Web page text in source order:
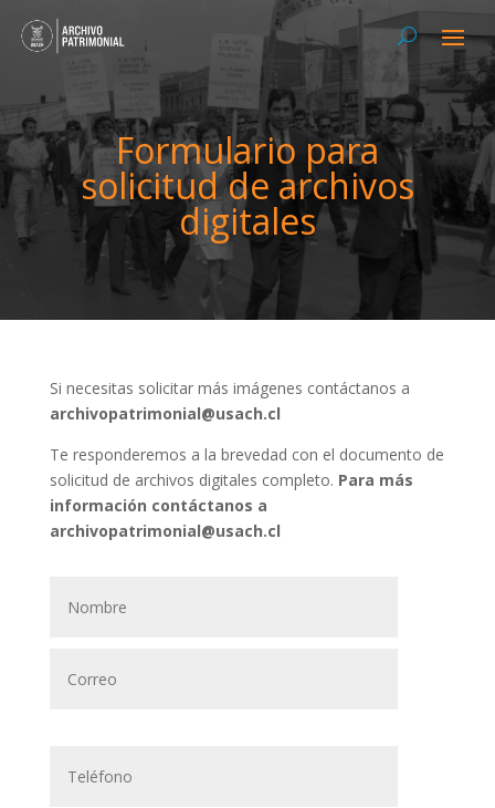
Formulario para
solicitud de archivos
digitales
Si necesitas solicitar más imágenes contáctanos a
archivopatrimonial@usach.cl
Te responderemos a la brevedad con el documento de
solicitud de archivos digitales completo. Para más
información contáctanos a
archivopatrimonial@usach.cl